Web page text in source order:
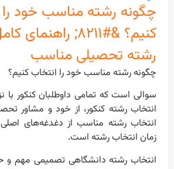
چگونه رشته مناسب خود را
کنیم؟ &#۸۲۱۱;
رشته تحصیلی مناسب
چگونه رشته مناسب خود را انتخاب کنیم؟
سوالی است که تمامی داوطلبان کنکور
انتخاب رشته کنکور، از خود و مشاور
انتخاب رشته مناسب از دغدغه‌های اصلی
زمان انتخاب رشته است.
انتخاب رشته دانشگاهی تصمیمی مهم و